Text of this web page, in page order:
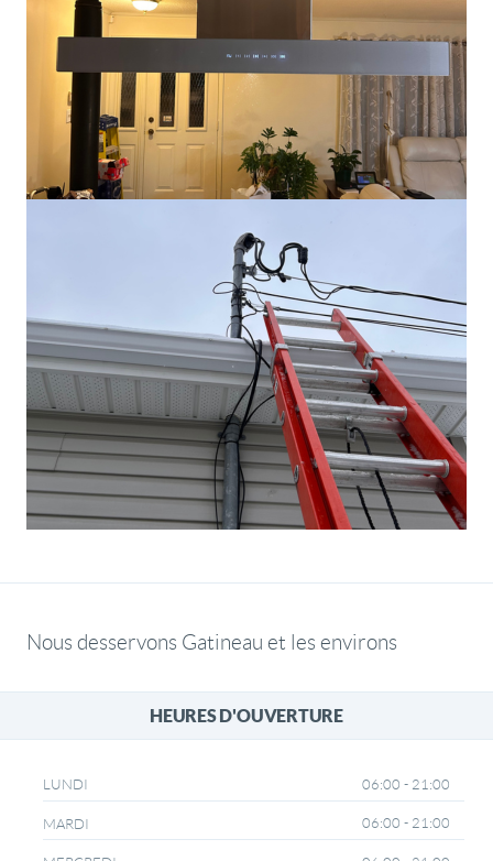
Nous desservons Gatineau et les environs
HEURES D'OUVERTURE
LUNDI 06:00 - 21:00
MARDI 06:00 - 21:00